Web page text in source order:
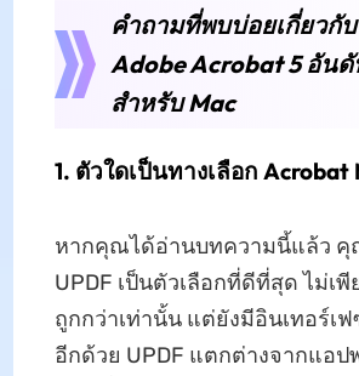
คำถามที่พบบ่อยเกี่ยวกับ
Adobe Acrobat 5 อัน
สำหรับ Mac
1. ตัวใดเป็นทางเลือก
หากคุณได้อ่านบทความนี้แล้ว คุ
UPDF เป็นตัวเลือกที่ดีที่สุด ไม่เ
ถูกกว่าเท่านั้น แต่ยังมีอินเทอร์เ
อีกด้วย UPDF แตกต่างจากแอป